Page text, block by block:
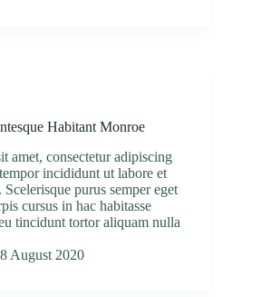
Habitant Monroe
amet, consectetur adipiscing
incididunt ut labore et
purus semper eget
cursus in hac habitasse
tincidunt tortor aliquam nulla
August 2020